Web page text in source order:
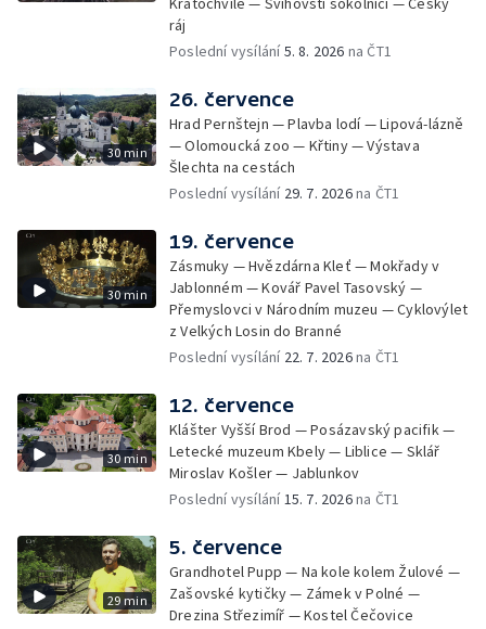
ráj
Poslední vysílání5. 8. 2026 na ČT1
30 min
26. července
Hrad Pernštejn — Plavba lodí — Lipová-lázně
— Olomoucká zoo — Křtiny — Výstava
Šlechta na cestách
Poslední vysílání 29. 7. 2026na ČT1
30 min
19. července
Zásmuky — Hvězdárna Kleť — Mokřady v
Jablonném — Kovář Pavel Tasovský —
Přemyslovci v Národním muzeu — Cyklovýlet
z Velkých Losin do Branné
Poslední vysílání 22. 7. 2026na ČT1
30 min
12. července
Klášter Vyšší Brod — Posázavský pacifik —
Letecké muzeum Kbely — Liblice — Sklář
Miroslav Košler — Jablunkov
Poslední vysílání 15. 7. 2026na ČT1
29 min
5. července
Grandhotel Pupp — Na kole kolem Žulové —
Zašovské kytičky — Zámek v Polné —
Drezina Střezimíř — Kostel Čečovice